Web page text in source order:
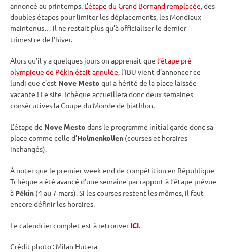
annoncé au printemps. L’étape du Grand Bornand remplacée, des
doubles étapes pour limiter les déplacements, les Mondiaux
maintenus… il ne restait plus qu’à officialiser le dernier
trimestre de l’hiver.
Alors qu’il y a quelques jours on apprenait que l’étape pré-
olympique de Pékin était annulée, l’IBU vient d’annoncer ce
lundi que c’est Nove Mesto qui a hérité de la place laissée
vacante ! Le site Tchèque accueillera donc deux semaines
consécutives laCoupe du Monde de biathlon.
L’étape de Nove Mesto dans le programme initial garde donc sa
place comme celle d’Holmenkollen (courses et horaires
inchangés).
À noter que le premier week-end de compétition en République
Tchèque a été avancé d’une semaine par rapport à l’étape prévue
à Pékin (4 au 7 mars). Si les courses restent les mêmes, il faut
encore définir les horaires.
Le calendrier complet est à retrouverICI.
Crédit photo : Milan Hutera